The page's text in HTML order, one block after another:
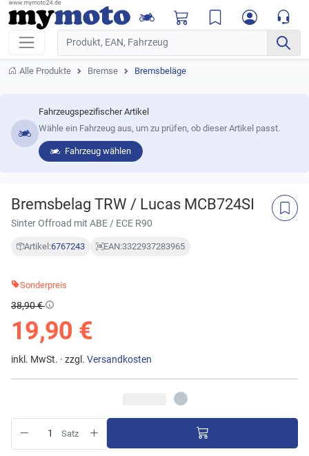
Alle Produkte Bremse Bremsbeläge
Fahrzeugspezifischer Artikel
Wähle ein Fahrzeug aus, um zu prüfen, ob dieser Artikel passt.
Fahrzeug wählen
Bremsbelag TRW / Lucas MCB724SI
Sinter Offroad mit ABE / ECE R90
Artikel:6767243 EAN:3322937283965
Sonderpreis
38,90 €
19,90 €
inkl. MwSt. · zzgl. Versandkosten
Satz